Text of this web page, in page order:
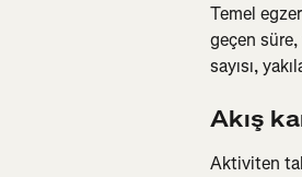
Temel
geçen
sayısı,
Akış
Aktiviten